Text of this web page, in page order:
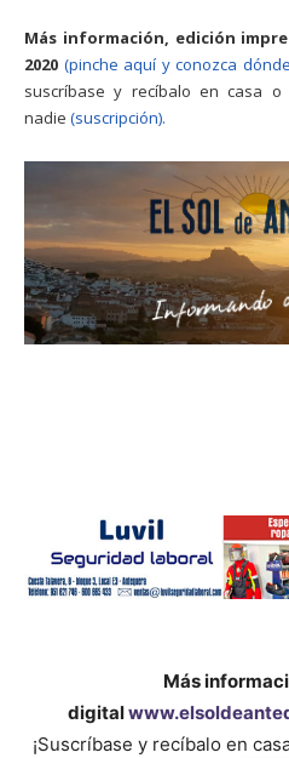
Más información, edición
2020 (pinche aquí y conozca
suscríbase y recíbalo en casa
nadie (suscripción).
Más
digital
¡Suscríbase y recíbalo en